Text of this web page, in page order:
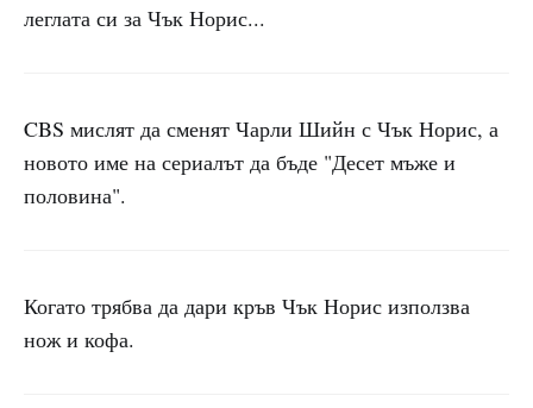
леглата си за Чък Норис...
CBS мислят да сменят Чарли Шийн с Чък Норис, а
новото име на сериалът да бъде "Десет мъже и
половина".
Когато трябва да дари кръв Чък Норис използва
нож и кофа.